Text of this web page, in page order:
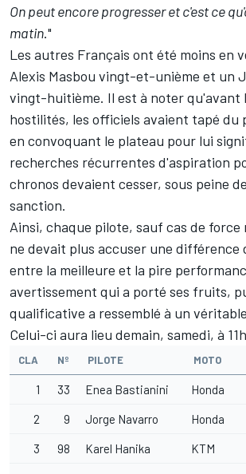
On peut encore progresser et c'est ce
matin."
Les autres Français ont été moins en
Alexis Masbou vingt-et-unième et un
vingt-huitième. Il est à noter qu'avant
hostilités, les officiels avaient tapé du
en convoquant le plateau pour lui
recherches récurrentes d'aspiration
chronos devaient cesser, sous peine
sanction.
Ainsi, chaque pilote, sauf cas de force
ne devait plus accuser une différence
entre la meilleure et la pire
avertissement qui a porté ses fruits,
qualificative a ressemblé à un
Celui-ci aura lieu demain, samedi, à
CLA Nº PILOTE MOTO
1 33 Enea Bastianini Honda
2 9 Jorge Navarro Honda
3 98 Karel Hanika KTM